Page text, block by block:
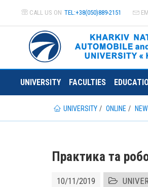
CALL US ON TEL:+38(050)889-2151
UNIVERSITY FACULTIES
UNIVERSITY ONLINE
Практика та
10/11/2019